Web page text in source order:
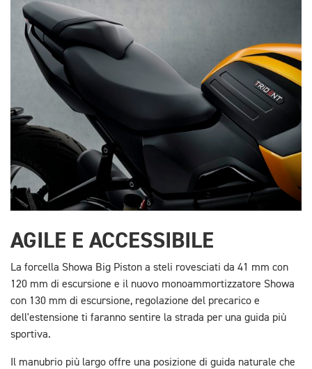
AGILE E ACCESSIBILE
La forcella Showa Big Piston a steli rovesciati da 41 mm con
120 mm di escursione e il nuovo monoammortizzatore Showa
con 130 mm di escursione, regolazione del precarico e
dell'estensione ti faranno sentire la strada per una guida più
sportiva.
Il manubrio più largo offre una posizione di guida naturale che